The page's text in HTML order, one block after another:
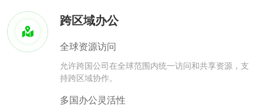
跨区域办公
全球资源访问
允许跨国公司在全球范围内统一访问和共享资源，支
持跨区域协作。
多国办公灵活性